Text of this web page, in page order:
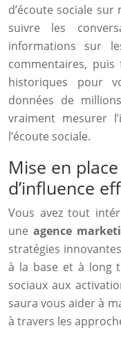
d’écoute sociale
suivre les
informations sur
commentaires,
historiques pour
données de
vraiment mesurer
l’écoute sociale.
Mise en
d’influence
Vous avez tout
une agence
stratégies
à la base et à long
sociaux aux
saura vous aider à
à travers les